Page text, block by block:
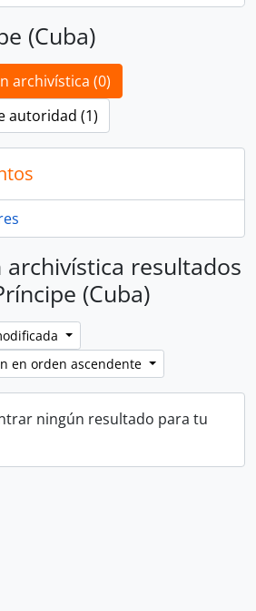
(Cuba)
archivística (0)
autoridad (1)
archivística resultados
(Cuba)
en orden ascendente
ningún resultado para tu